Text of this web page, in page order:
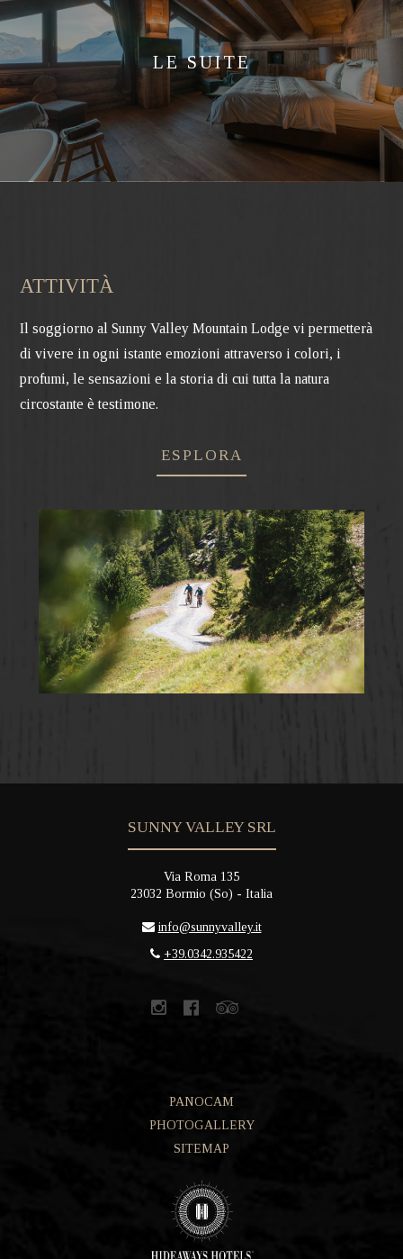
LE SUITE
ATTIVITÀ
Il soggiorno al Sunny Valley Mountain Lodge vi permetterà
di vivere in ogni istante emozioni attraverso i colori, i
profumi, le sensazioni e la storia di cui tutta la natura
circostante è testimone.
ESPLORA
SUNNY VALLEY SRL
Via Roma 135
23032 Bormio (So) - Italia
info@sunnyvalley.it
+39.0342.935422
PANOCAM
PHOTOGALLERY
SITEMAP